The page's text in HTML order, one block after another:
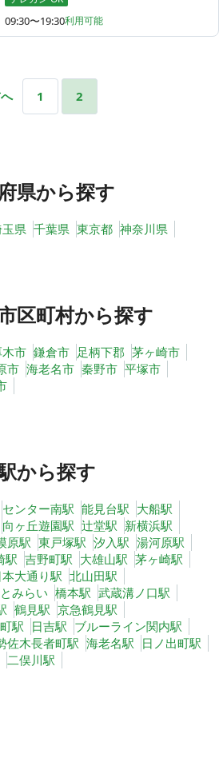
09:30〜19:30利用可能
1 2
県から探す
県 千葉県 東京都 神奈川県
区町村から探す
木市 鎌倉市 足柄下郡 茅ヶ崎市
市 海老名市 秦野市 平塚市
から探す
センター南駅 能見台駅 大船駅
向ヶ丘遊園駅 辻堂駅 新横浜駅
原駅 東戸塚駅 汐入駅 湯河原駅
駅 吉野町駅 大雄山駅 茅ヶ崎駅
本大通り駅 北山田駅
みらい 橋本駅 武蔵溝ノ口駅
鶴見駅 京急鶴見駅
駅 日吉駅 ブルーライン関内駅
佐木長者町駅 海老名駅 日ノ出町駅
二俣川駅